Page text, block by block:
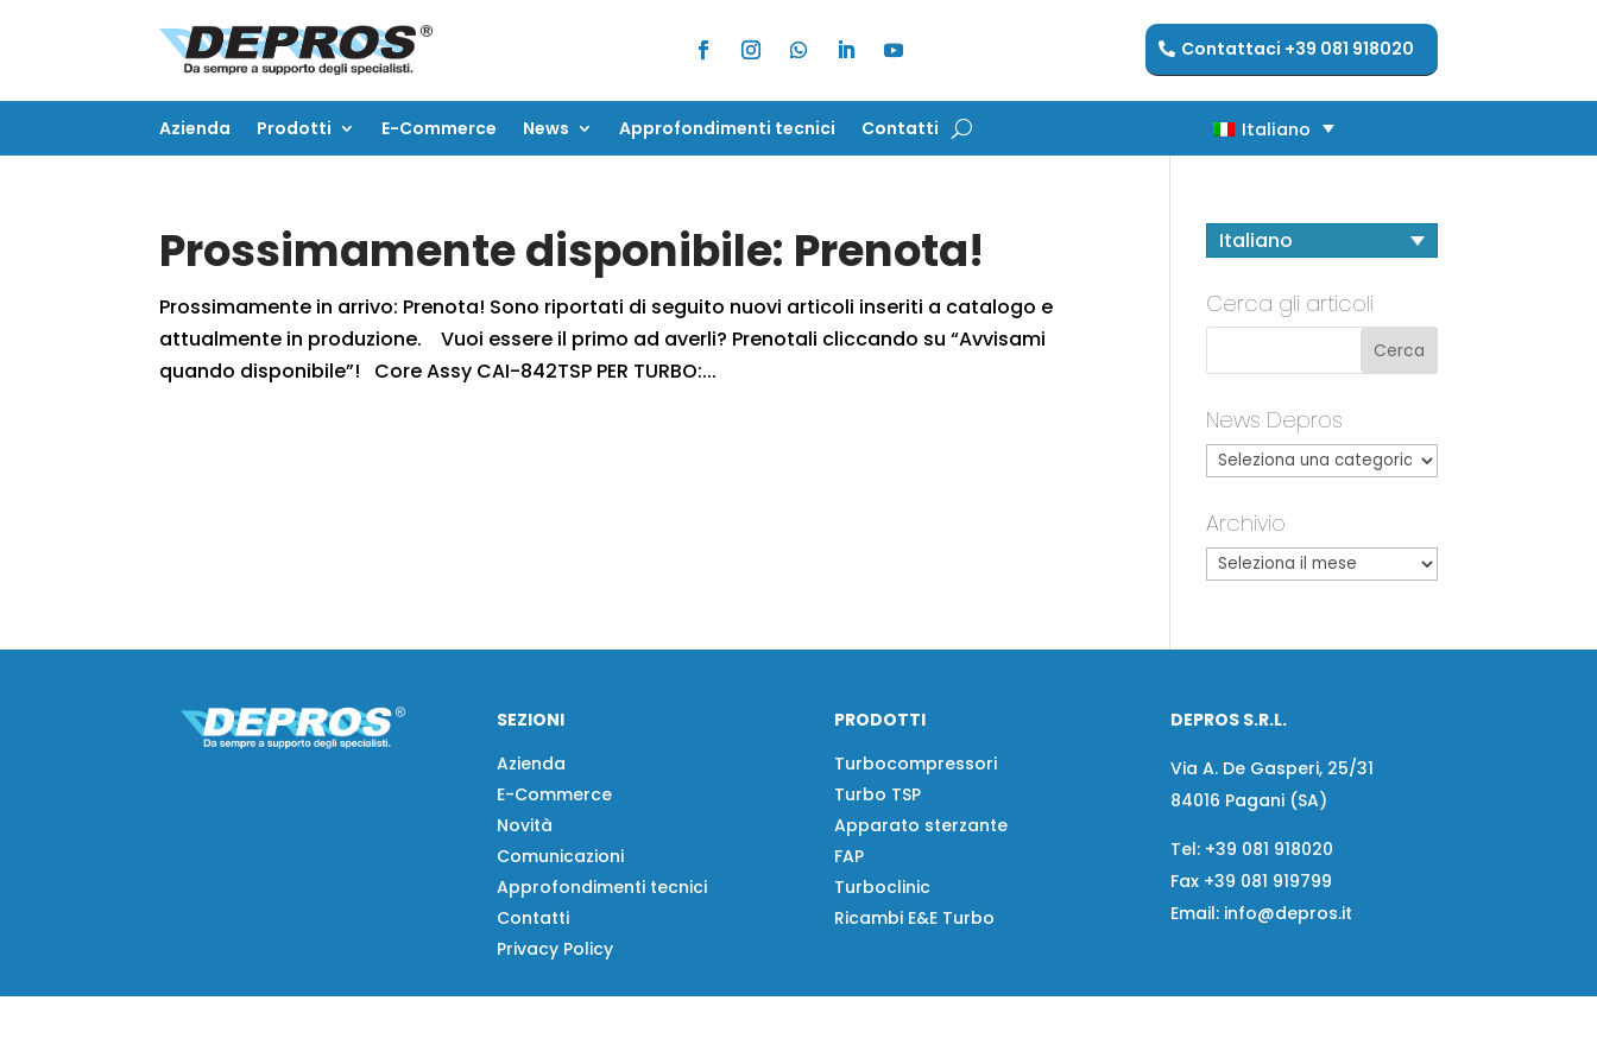
Contattaci +39 081 918020
Azienda Prodotti E-Commerce News Approfondimenti tecnici Contatti Italiano
Azienda Prodotti E-Commerce News Approfondimenti tecnici Contatti Italiano
Prossimamente disponibile: Prenota!
Prossimamente in arrivo: Prenota! Sono riportati di seguito nuovi articoli inseriti a catalogo e
attualmente in produzione. Vuoi essere il primo ad averli? Prenotali cliccando su “Avvisami
quando disponibile”! Core Assy CAI-842TSP PER TURBO:...
Italiano
Cerca gli articoli
News Depros
Archivio
SEZIONI
Azienda
E-Commerce
Novità
Comunicazioni
Approfondimenti tecnici
Contatti
Privacy Policy
PRODOTTI
Turbocompressori
Turbo TSP
Apparato sterzante
FAP
Turboclinic
Ricambi E&E Turbo
DEPROS S.R.L.
Via A. De Gasperi, 25/31
84016 Pagani (SA)
Tel: +39 081 918020
Fax +39 081 919799
Email: info@depros.it